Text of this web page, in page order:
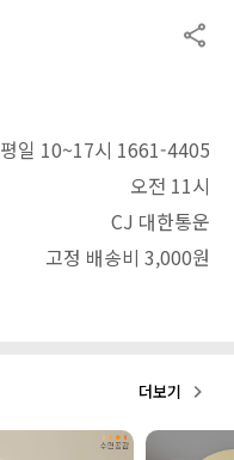
평일 10~17시 1661-4405
오전 11시
CJ 대한통운
고정 배송비 3,000원
더보기